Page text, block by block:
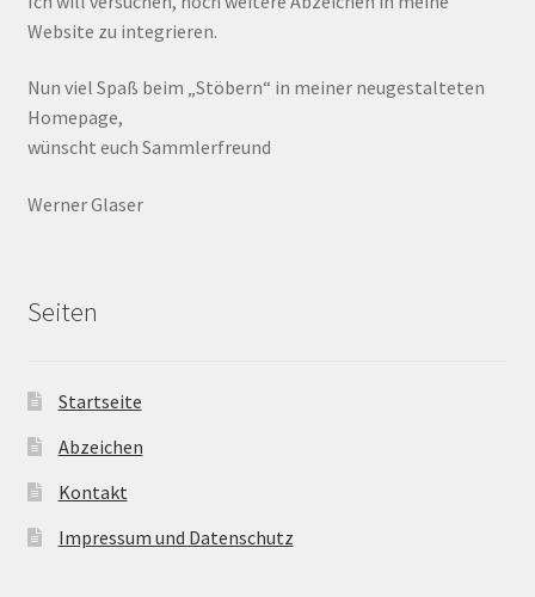
Website zu integrieren.
Nun viel Spaß beim „Stöbern“ in meiner neugestalteten
Homepage,
wünscht euch Sammlerfreund
Werner Glaser
Seiten
Startseite
Abzeichen
Kontakt
Impressum und Datenschutz